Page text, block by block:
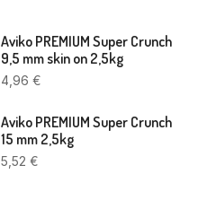
Aviko PREMIUM Super Crunch
9,5 mm skin on 2,5kg
4,96 €
Aviko PREMIUM Super Crunch
15 mm 2,5kg
5,52 €